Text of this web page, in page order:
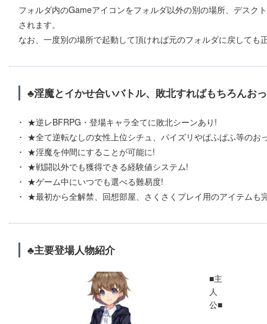
フォルダ内のGameアイコンをフォルダ以外の別の場所、デスク
されます。
なお、一度別の場所で起動して頂ければ元のフォルダに戻しても
♣淫魔とイかせ合いバトル、敗北すればもちろんお
★逆レBFRPG・登場キャラ全てに敗北シーンあり!
★全て逆転なしの女性上位シチュ、パイズリやぱふぱふ等のお
★淫魔を仲間にすることが可能に!
★戦闘以外でも獲得できる経験値システム!
★ゲーム中にいつでも選べる難易度!
★最初から全解禁、回想部屋、さくさくプレイ用のアイテムも
♣主要登場人物紹介
■主
人
公■